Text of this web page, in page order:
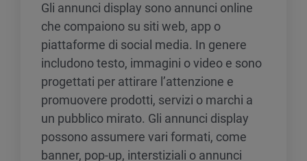
Gli annunci display sono annunci online
che compaiono su siti web, app o
piattaforme di social media. In genere
includono testo, immagini o video e sono
progettati per attirare l’attenzione e
promuovere prodotti, servizi o marchi a
un pubblico mirato. Gli annunci display
possono assumere vari formati, come
banner, pop-up, interstiziali o annunci